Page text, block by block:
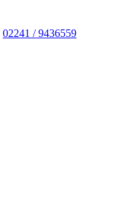
02241 / 9436559